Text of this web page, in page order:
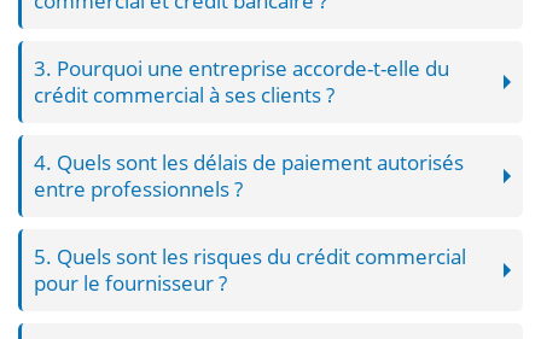
3. Pourquoi une entreprise accorde-t-elle du
crédit commercial à ses clients ?
4. Quels sont les délais de paiement autorisés
entre professionnels ?
5. Quels sont les risques du crédit commercial
pour le fournisseur ?